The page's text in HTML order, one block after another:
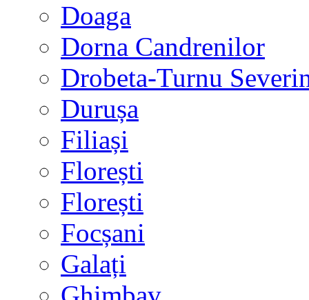
Doaga
Dorna Candrenilor
Drobeta-Turnu
Durușa
Filiași
Florești
Florești
Focșani
Galați